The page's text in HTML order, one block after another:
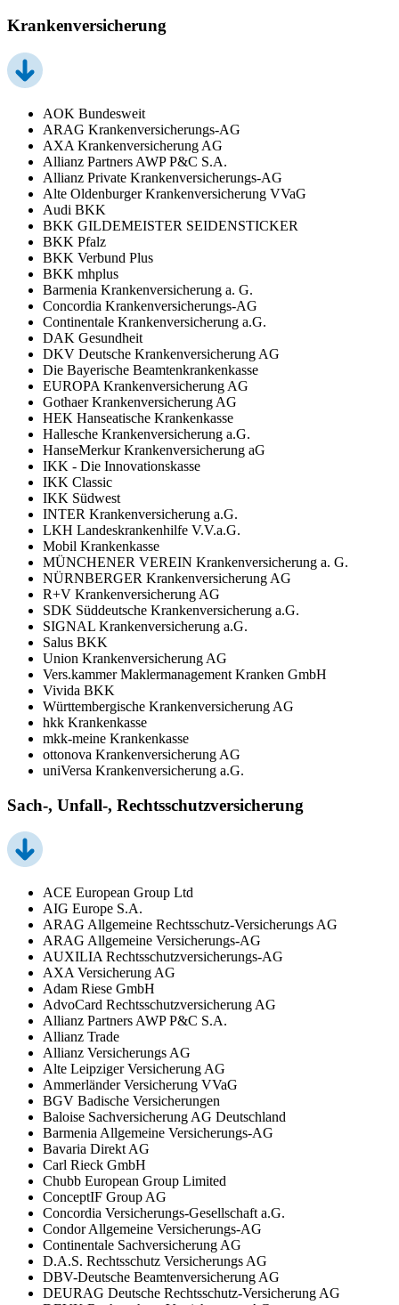
Krankenversicherung
AOK Bundesweit
ARAG Krankenversicherungs-AG
AXA Krankenversicherung AG
Allianz Partners AWP P&C S.A.
Allianz Private Krankenversicherungs-AG
Alte Oldenburger Krankenversicherung VVaG
Audi BKK
BKK GILDEMEISTER SEIDENSTICKER
BKK Pfalz
BKK Verbund Plus
BKK mhplus
Barmenia Krankenversicherung a. G.
Concordia Krankenversicherungs-AG
Continentale Krankenversicherung a.G.
DAK Gesundheit
DKV Deutsche Krankenversicherung AG
Die Bayerische Beamtenkrankenkasse
EUROPA Krankenversicherung AG
Gothaer Krankenversicherung AG
HEK Hanseatische Krankenkasse
Hallesche Krankenversicherung a.G.
HanseMerkur Krankenversicherung aG
IKK - Die Innovationskasse
IKK Classic
IKK Südwest
INTER Krankenversicherung a.G.
LKH Landeskrankenhilfe V.V.a.G.
Mobil Krankenkasse
MÜNCHENER VEREIN Krankenversicherung a. G.
NÜRNBERGER Krankenversicherung AG
R+V Krankenversicherung AG
SDK Süddeutsche Krankenversicherung a.G.
SIGNAL Krankenversicherung a.G.
Salus BKK
Union Krankenversicherung AG
Vers.kammer Maklermanagement Kranken GmbH
Vivida BKK
Württembergische Krankenversicherung AG
hkk Krankenkasse
mkk-meine Krankenkasse
ottonova Krankenversicherung AG
uniVersa Krankenversicherung a.G.
Sach-, Unfall-, Rechtsschutzversicherung
ACE European Group Ltd
AIG Europe S.A.
ARAG Allgemeine Rechtsschutz-Versicherungs AG
ARAG Allgemeine Versicherungs-AG
AUXILIA Rechtsschutzversicherungs-AG
AXA Versicherung AG
Adam Riese GmbH
AdvoCard Rechtsschutzversicherung AG
Allianz Partners AWP P&C S.A.
Allianz Trade
Allianz Versicherungs AG
Alte Leipziger Versicherung AG
Ammerländer Versicherung VVaG
BGV Badische Versicherungen
Baloise Sachversicherung AG Deutschland
Barmenia Allgemeine Versicherungs-AG
Bavaria Direkt AG
Carl Rieck GmbH
Chubb European Group Limited
ConceptIF Group AG
Concordia Versicherungs-Gesellschaft a.G.
Condor Allgemeine Versicherungs-AG
Continentale Sachversicherung AG
D.A.S. Rechtsschutz Versicherungs AG
DBV-Deutsche Beamtenversicherung AG
DEURAG Deutsche Rechtsschutz-Versicherung AG